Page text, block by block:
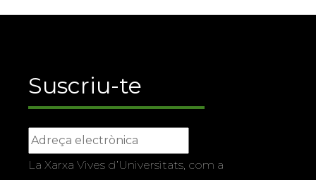
Suscriu-te
La Xarxa Vives d’Universitats, com a